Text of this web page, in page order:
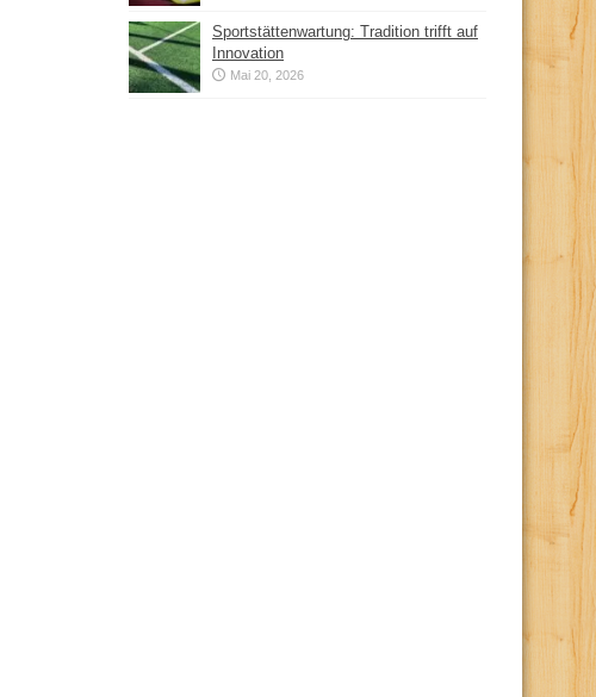
Sportstättenwartung: Tradition trifft auf
Innovation
Mai 20, 2026